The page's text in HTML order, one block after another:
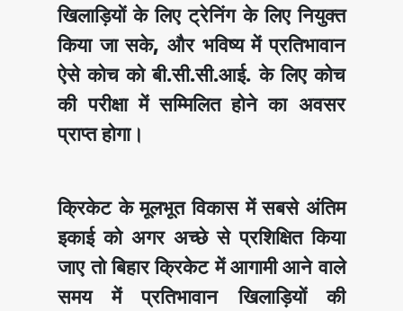
खिलाड़ियों के लिए ट्रेनिंग के लिए नियुक्त
किया जा सके, और भविष्य में प्रतिभावान
ऐसे कोच को बी.सी.सी.आई. के लिए कोच
की परीक्षा में सम्मिलित होने का अवसर
प्राप्त होगा।
क्रिकेट के मूलभूत विकास में सबसे अंतिम
इकाई को अगर अच्छे से प्रशिक्षित किया
जाए तो बिहार क्रिकेट में आगामी आने वाले
समय में प्रतिभावान खिलाड़ियों की